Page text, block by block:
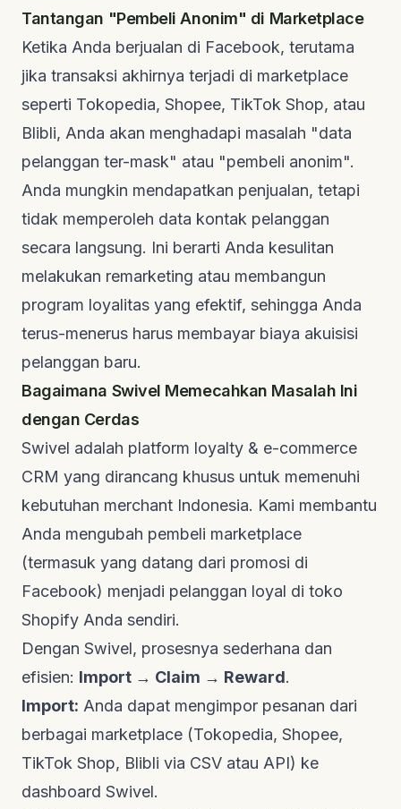
Tantangan "Pembeli Anonim" di Marketplace
Ketika Anda berjualan di Facebook, terutama
jika transaksi akhirnya terjadi di marketplace
seperti Tokopedia, Shopee, TikTok Shop, atau
Blibli, Anda akan menghadapi masalah "data
pelanggan ter-mask" atau "pembeli anonim".
Anda mungkin mendapatkan penjualan, tetapi
tidak memperoleh data kontak pelanggan
secara langsung. Ini berarti Anda kesulitan
melakukan remarketing atau membangun
program loyalitas yang efektif, sehingga Anda
terus-menerus harus membayar biaya akuisisi
pelanggan baru.
Bagaimana Swivel Memecahkan Masalah Ini
dengan Cerdas
Swivel adalah platform loyalty & e-commerce
CRM yang dirancang khusus untuk memenuhi
kebutuhan merchant Indonesia. Kami membantu
Anda mengubah pembeli marketplace
(termasuk yang datang dari promosi di
Facebook) menjadi pelanggan loyal di toko
Shopify Anda sendiri.
Dengan Swivel, prosesnya sederhana dan
efisien: Import → Claim → Reward.
Import: Anda dapat mengimpor pesanan dari
berbagai marketplace (Tokopedia, Shopee,
TikTok Shop, Blibli via CSV atau API) ke
dashboard Swivel.